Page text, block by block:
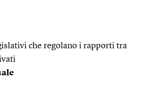
che regolano i rapporti tra